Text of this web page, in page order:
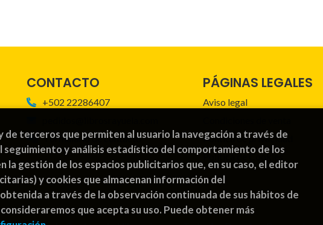
CONTACTO
+502 22286407
Formulario de contacto
PÁGINAS LEGALES
Aviso legal
Política de privacidad
Política de Cookies
de terceros que permiten al usuario la navegación a través de
seguimiento y análisis estadístico del comportamiento de los
la gestión de los espacios publicitarios que, en su caso, el editor
y cookies que almacenan información del
a través de la observación continuada de sus hábitos de
que acepta su uso. Puede obtener más